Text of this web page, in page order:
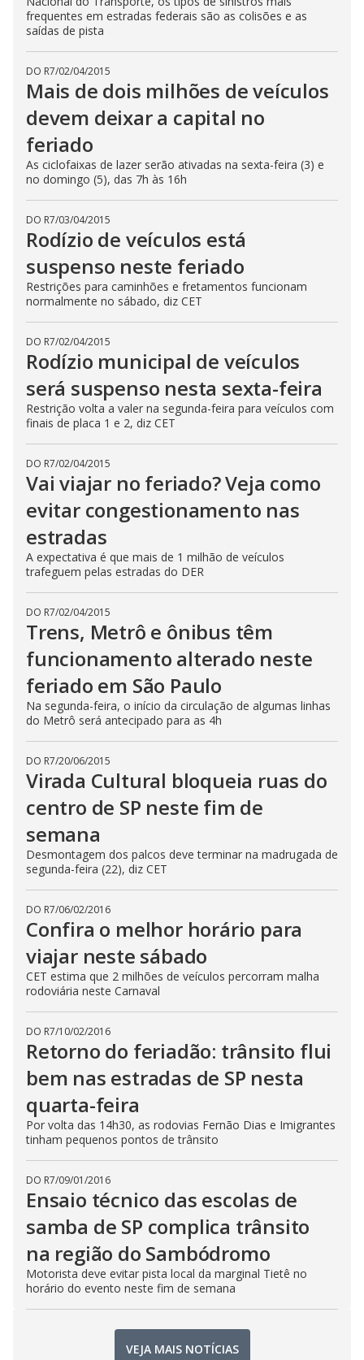
frequentes em estradas federais são as colisões e as
saídas de pista
DO R7/02/04/2015
Mais de dois milhões de veículos
devem deixar a capital no
feriado
As ciclofaixas de lazer serão ativadas na sexta-feira (3) e
no domingo (5), das 7h às 16h
DO R7/03/04/2015
Rodízio de veículos está
suspenso neste feriado
Restrições para caminhões e fretamentos funcionam
normalmente no sábado, diz CET
DO R7/02/04/2015
Rodízio municipal de veículos
será suspenso nesta sexta-feira
Restrição volta a valer na segunda-feira para veículos com
finais de placa 1 e 2, diz CET
DO R7/02/04/2015
Vai viajar no feriado? Veja como
evitar congestionamento nas
estradas
A expectativa é que mais de 1 milhão de veículos
trafeguem pelas estradas do DER
DO R7/02/04/2015
Trens, Metrô e ônibus têm
funcionamento alterado neste
feriado em São Paulo
Na segunda-feira, o início da circulação de algumas linhas
do Metrô será antecipado para as 4h
DO R7/20/06/2015
Virada Cultural bloqueia ruas do
centro de SP neste fim de
semana
Desmontagem dos palcos deve terminar na madrugada de
segunda-feira (22), diz CET
DO R7/06/02/2016
Confira o melhor horário para
viajar neste sábado
CET estima que 2 milhões de veículos percorram malha
rodoviária neste Carnaval
DO R7/10/02/2016
Retorno do feriadão: trânsito flui
bem nas estradas de SP nesta
quarta-feira
Por volta das 14h30, as rodovias Fernão Dias e Imigrantes
tinham pequenos pontos de trânsito
DO R7/09/01/2016
Ensaio técnico das escolas de
samba de SP complica trânsito
na região do Sambódromo
Motorista deve evitar pista local da marginal Tietê no
horário do evento neste fim de semana
VEJA MAIS NOTÍCIAS